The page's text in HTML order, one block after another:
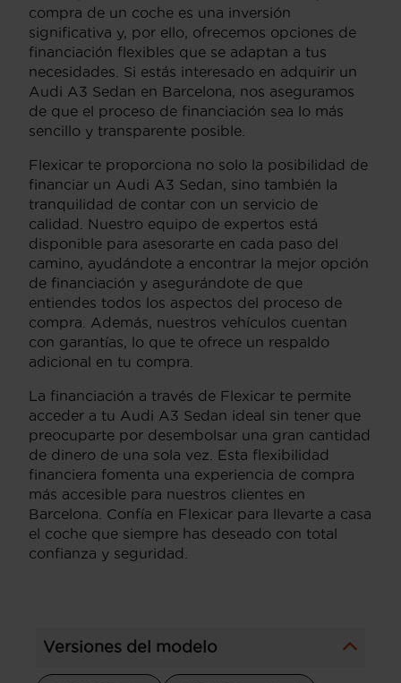
compra de un coche es una inversión
significativa y, por ello, ofrecemos opciones de
financiación flexibles que se adaptan a tus
necesidades. Si estás interesado en adquirir un
Audi A3 Sedan en Barcelona, nos aseguramos
de que el proceso de financiación sea lo más
sencillo y transparente posible.
Flexicar te proporciona no solo la posibilidad de
financiar un Audi A3 Sedan, sino también la
tranquilidad de contar con un servicio de
calidad. Nuestro equipo de expertos está
disponible para asesorarte en cada paso del
camino, ayudándote a encontrar la mejor opción
de financiación y asegurándote de que
entiendes todos los aspectos del proceso de
compra. Además, nuestros vehículos cuentan
con garantías, lo que te ofrece un respaldo
adicional en tu compra.
La financiación a través de Flexicar te permite
acceder a tu Audi A3 Sedan ideal sin tener que
preocuparte por desembolsar una gran cantidad
de dinero de una sola vez. Esta flexibilidad
financiera fomenta una experiencia de compra
más accesible para nuestros clientes en
Barcelona. Confía en Flexicar para llevarte a casa
el coche que siempre has deseado con total
confianza y seguridad.
Versiones del modelo